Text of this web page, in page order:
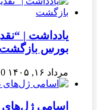
یادداشت |
بورس بازگشت
مرداد ۱۶, ۱۴۰۵ 0
اسامی